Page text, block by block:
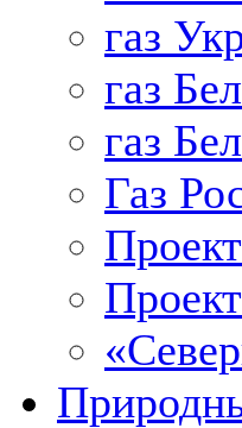
газ
газ
газ
Газ